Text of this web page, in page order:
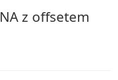
z offsetem